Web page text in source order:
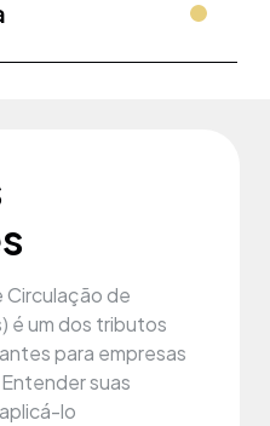
Circulação de
é um dos tributos
para empresas
suas
lo